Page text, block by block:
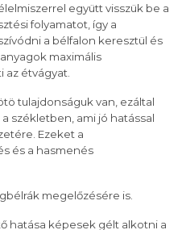
együtt visszük be a
folyamatot, így a
a bélfalon keresztül és
maximális
az étvágyat.
tulajdonságuk van, ezáltal
székletben, ami jó hatással
Ezeket a
és a hasmenés
megelőzésére is.
hatása képesek gélt alkotni a